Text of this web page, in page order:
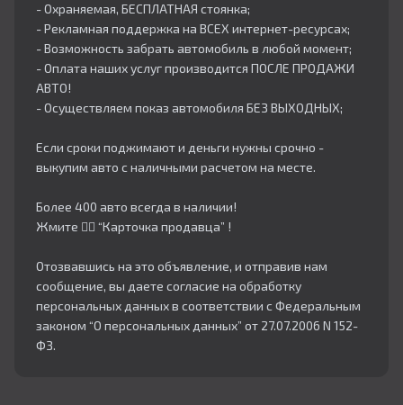
- Охраняемая, БЕСПЛАТНАЯ стоянка;
- Рекламная поддержка на ВСЕХ интернет-ресурсах;
- Возможность забрать автомобиль в любой момент;
- Оплата наших услуг производится ПОСЛЕ ПРОДАЖИ
АВТО!
- Осуществляем показ автомобиля БЕЗ ВЫХОДНЫХ;
Если сроки поджимают и деньги нужны срочно -
выкупим авто с наличными расчетом на месте.
Более 400 авто всегда в наличии!
Жмите 👇🏻 “Карточка продавца” !
Отозвавшись на это объявление, и отправив нам
сообщение, вы даете согласие на обработку
персональных данных в соответствии с Федеральным
законом “О персональных данных” от 27.07.2006 N 152-
ФЗ.